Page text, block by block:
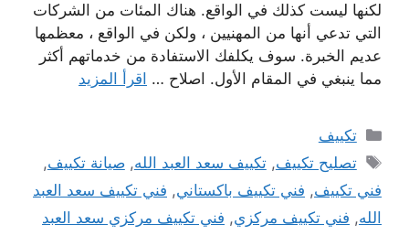
لكنها ليست كذلك في الواقع. هناك المئات من الشركات
التي تدعي أنها من المهنيين ، ولكن في الواقع ، معظمها
عديم الخبرة. سوف يكلفك الاستفادة من خدماتهم أكثر
مما ينبغي في المقام الأول. اصلاح … اقرأ المزيد
التصنيفات
تكييف
الوسوم
تصليح تكييف,تكييف سعد العبد الله,صيانة تكييف,
فني تكييف, فني تكييف باكستاني, فني تكييف سعد العبد
الله, فني تكييف مركزي, فني تكييف مركزي سعد العبد